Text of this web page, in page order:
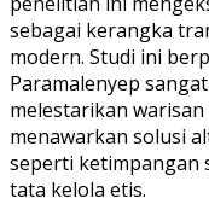
sebagai kerangka
modern. Studi ini
Paramalenyep
melestarikan
menawarkan solusi
seperti ketimpangan
tata kelola etis.